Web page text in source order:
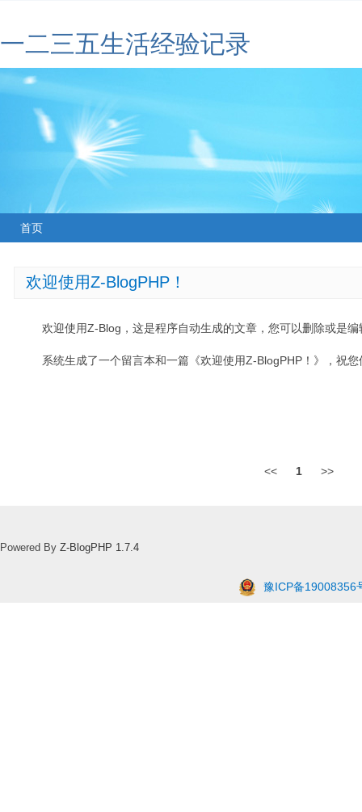
一二三五生活经验记录
首页
欢迎使用Z-BlogPHP！
欢迎使用Z-Blog，这是程序自动生成的文章，您可以删除或是编
系统生成了一个留言本和一篇《欢迎使用Z-BlogPHP！》，祝
<< 1 >>
Powered By Z-BlogPHP 1.7.4
豫ICP备19008356